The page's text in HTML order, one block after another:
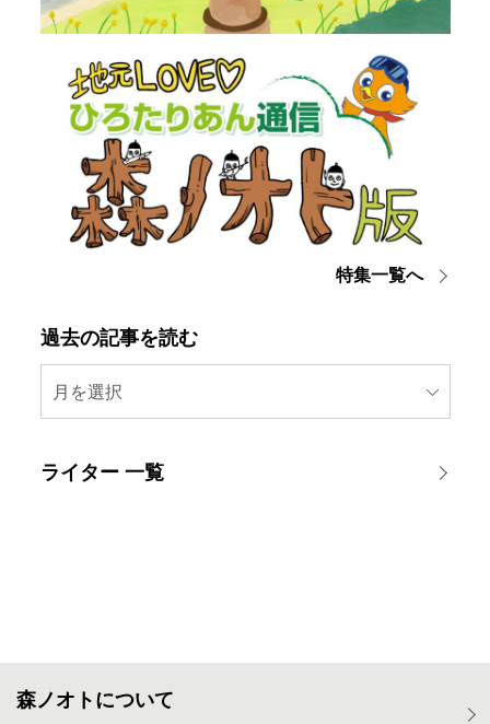
特集一覧へ
過去の記事を読む
月を選択
ライター 一覧
森ノオトについて